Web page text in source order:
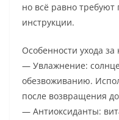
но всё равно требуют
инструкции.
Особенности ухода
— Увлажнение:
обезвоживанию.
после возвращения
— Антиоксиданты: